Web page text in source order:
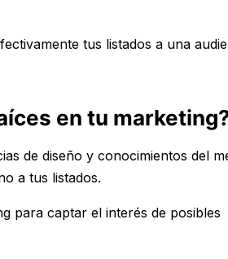
tus listados a una
en tu
de diseño y conocimientos del
a tus listados.
para captar el interés de posibles